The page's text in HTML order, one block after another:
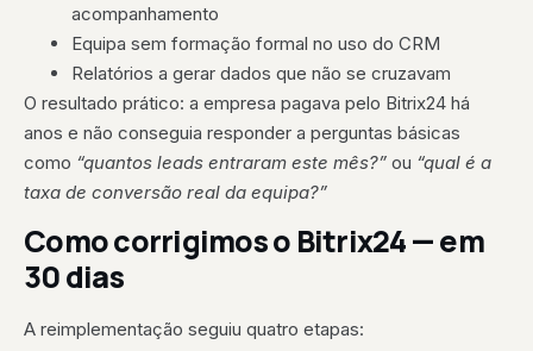
acompanhamento
Equipa sem formação formal no uso do CRM
Relatórios a gerar dados que não se cruzavam
O resultado prático: a empresa pagava pelo Bitrix24 há
anos e não conseguia responder a perguntas básicas
como “quantos leads entraram este mês?” ou “qual é a
taxa de conversão real da equipa?”
Como corrigimos o Bitrix24 — em
30 dias
A reimplementação seguiu quatro etapas: